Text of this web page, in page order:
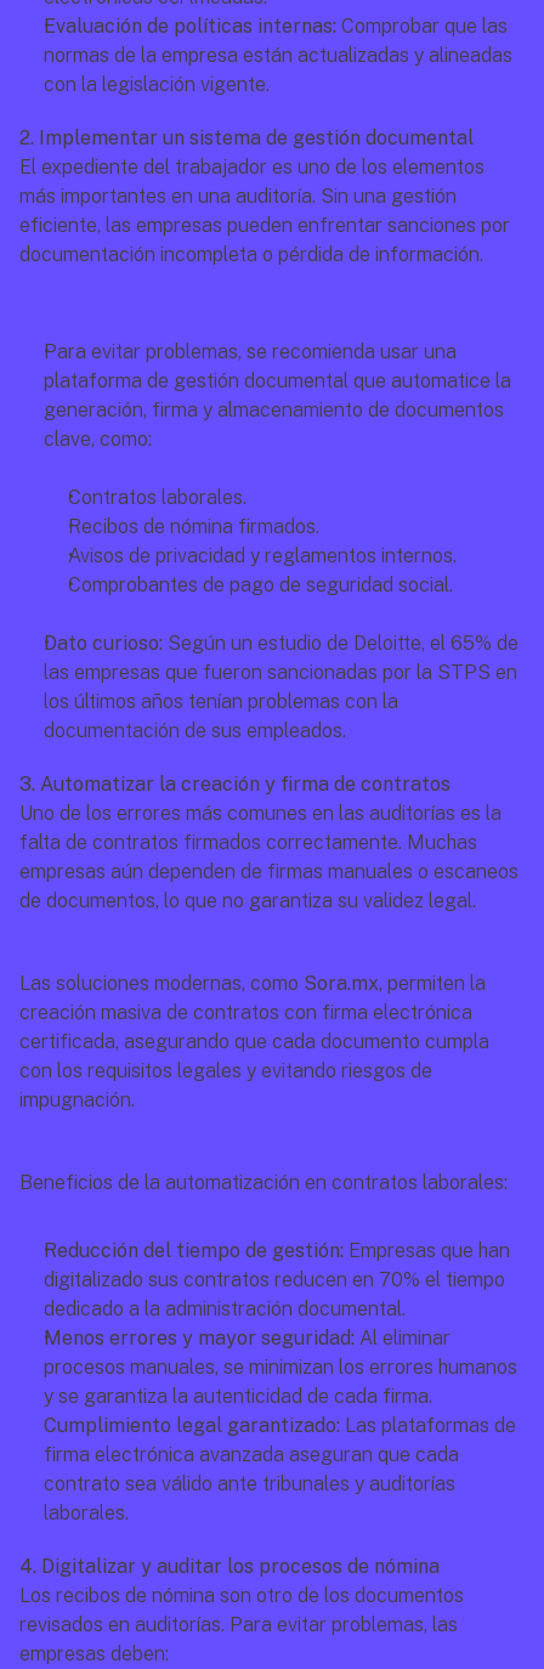
Evaluación de políticas internas: Comprobar que las
normas de la empresa están actualizadas y alineadas
con la legislación vigente.
2. Implementar un sistema de gestión documental
El expediente del trabajador es uno de los elementos
más importantes en una auditoría. Sin una gestión
eficiente, las empresas pueden enfrentar sanciones por
documentación incompleta o pérdida de información.
Para evitar problemas, se recomienda usar una
plataforma de gestión documental que automatice la
generación, firma y almacenamiento de documentos
clave, como:
Contratos laborales.
Recibos de nómina firmados.
Avisos de privacidad y reglamentos internos.
Comprobantes de pago de seguridad social.
Dato curioso: Según un estudio de Deloitte, el 65% de
las empresas que fueron sancionadas por la STPS en
los últimos años tenían problemas con la
documentación de sus empleados.
3. Automatizar la creación y firma de contratos
Uno de los errores más comunes en las auditorías es la
falta de contratos firmados correctamente. Muchas
empresas aún dependen de firmas manuales o escaneos
de documentos, lo que no garantiza su validez legal.
Las soluciones modernas, como Sora.mx, permiten la
creación masiva de contratos con firma electrónica
certificada, asegurando que cada documento cumpla
con los requisitos legales y evitando riesgos de
impugnación.
Beneficios de la automatización en contratos laborales:
Reducción del tiempo de gestión: Empresas que han
digitalizado sus contratos reducen en 70% el tiempo
dedicado a la administración documental.
Menos errores y mayor seguridad: Al eliminar
procesos manuales, se minimizan los errores humanos
y se garantiza la autenticidad de cada firma.
Cumplimiento legal garantizado: Las plataformas de
firma electrónica avanzada aseguran que cada
contrato sea válido ante tribunales y auditorías
laborales.
4. Digitalizar y auditar los procesos de nómina
Los recibos de nómina son otro de los documentos
revisados en auditorías. Para evitar problemas, las
empresas deben: